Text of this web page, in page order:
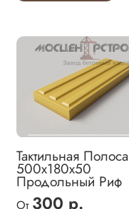
Тактильная Полоса
500х180х50
Продольный Риф
От 300 р.